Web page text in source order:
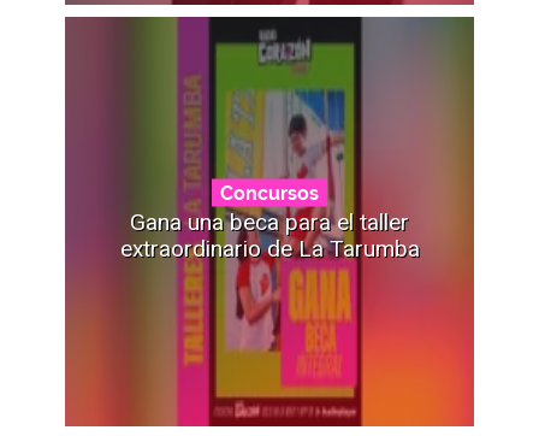
Concursos
Gana una beca para el taller
extraordinario de La Tarumba